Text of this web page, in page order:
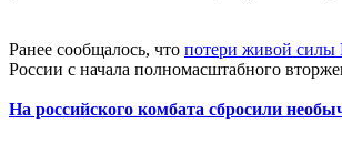
Ранее сообщалось, что потери живой
России с начала полномасштабного
На российского комбата сбросили